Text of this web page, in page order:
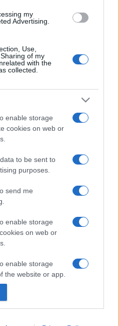
my
Advertising.
Use,
of my
with the
collected.
enable storage
cookies on web or
to be sent to
purposes.
send me
enable storage
on web or
enable storage
the website or app.
enable storage
spanyol felirattal lesz látható
as regénye alapján készült
a Radnóti Tesla Labo
történet közös nyomozásba,
belső utazásra hívja a
folyton elillanó nyomában.
részvételével beszélgetést
egy női rendező által készített
48 órán keresztül
csatornáján. A műsorra
Zonazine szekciójában
közelítik meg a politikai és
az énkeresés kérdését, de
dilemmáival is